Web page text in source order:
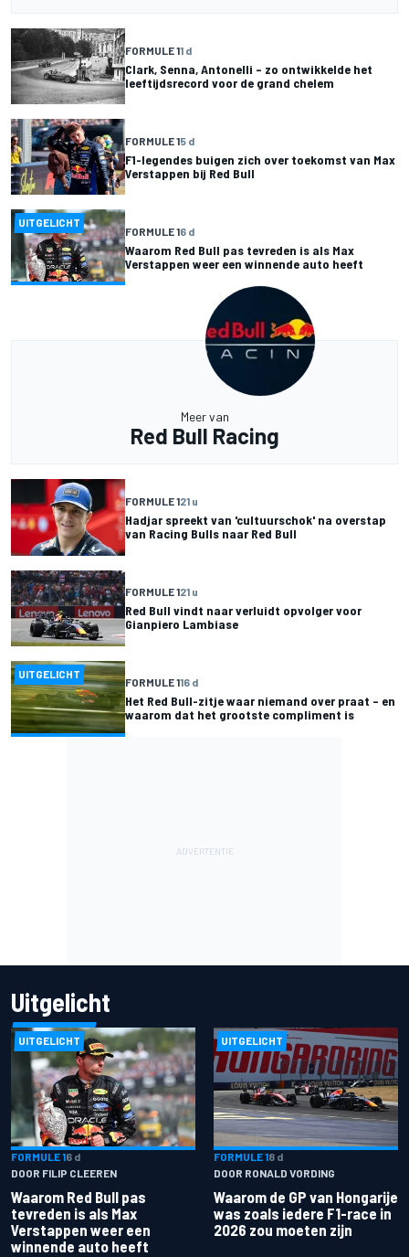
FORMULE 11 d
Clark, Senna, Antonelli – zo ontwikkelde het
leeftijdsrecord voor de grand chelem
FORMULE 15 d
F1-legendes buigen zich over toekomst van Max
Verstappen bij Red Bull
UITGELICHT
FORMULE 16 d
Waarom Red Bull pas tevreden is als Max
Verstappen weer een winnende auto heeft
Meer van
Red Bull Racing
FORMULE 121 u
Hadjar spreekt van 'cultuurschok' na overstap
van Racing Bulls naar Red Bull
FORMULE 121 u
Red Bull vindt naar verluidt opvolger voor
Gianpiero Lambiase
UITGELICHT
FORMULE 116 d
Het Red Bull-zitje waar niemand over praat – en
waarom dat het grootste compliment is
Uitgelicht
UITGELICHT
FORMULE 16 d
DOOR FILIP CLEEREN
Waarom Red Bull pas
tevreden is als Max
Verstappen weer een
winnende auto heeft
UITGELICHT
FORMULE 18 d
DOOR RONALD VORDING
Waarom de GP van Hongarije
was zoals iedere F1-race in
2026 zou moeten zijn